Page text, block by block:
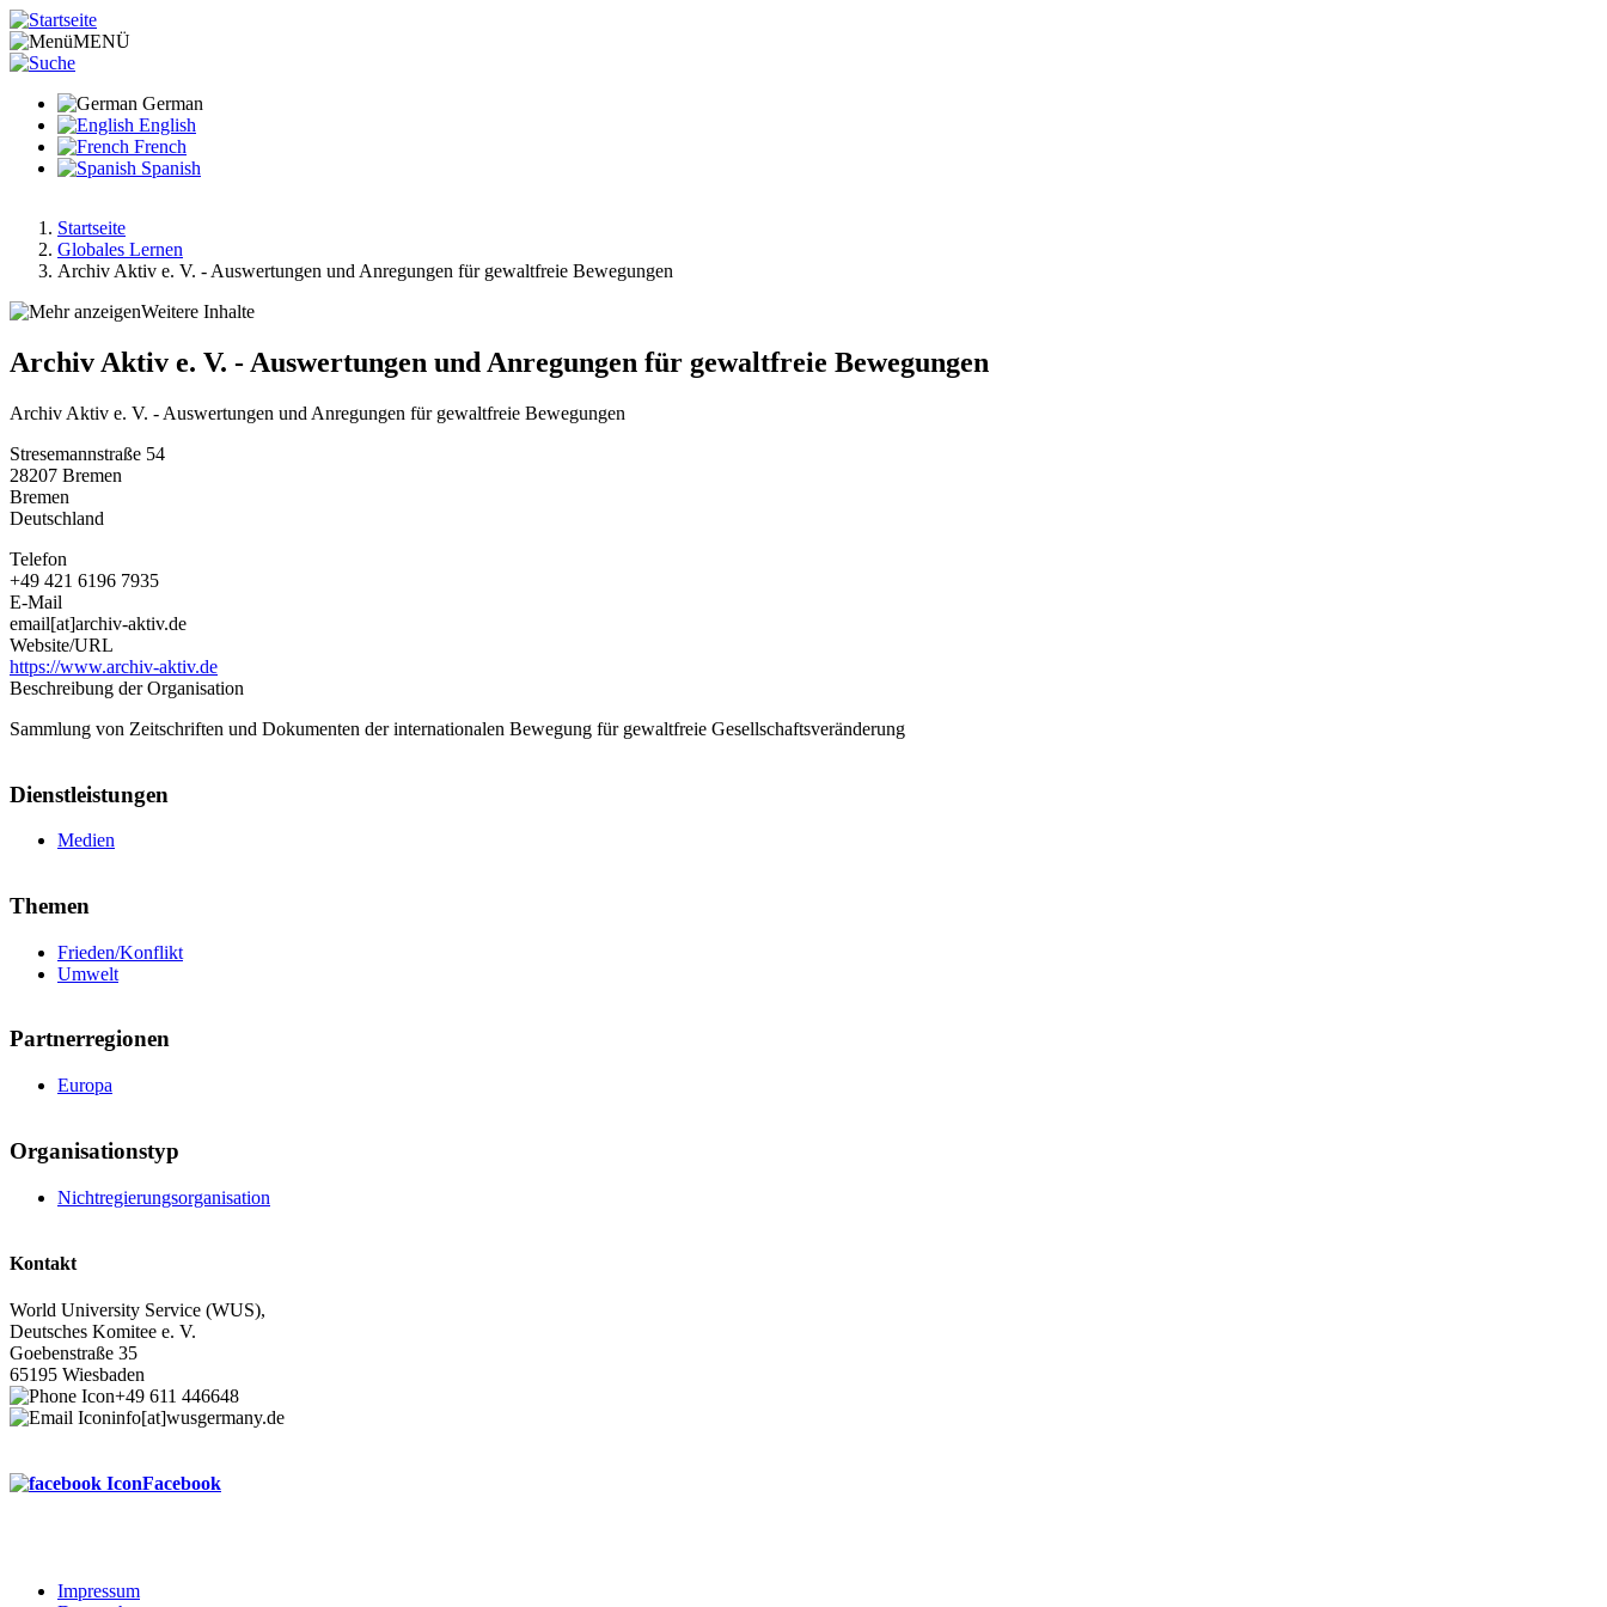
Direkt
zum
Inhalt
MENÜ
German
English
French
Spanish
Pfadnavigation
Startseite
Globales Lernen
Archiv Aktiv e. V. - Auswertungen und Anregungen für gewaltfreie Bewegungen
Weitere Inhalte
Archiv Aktiv e. V. - Auswertungen und Anregungen für gewaltfreie Bewegungen
Archiv Aktiv e. V. - Auswertungen und Anregungen für gewaltfreie Bewegungen
Stresemannstraße 54
28207 Bremen
Bremen
Deutschland
Telefon
+49 421 6196 7935
E-Mail
email[at]archiv-aktiv.de
Website/URL
https://www.archiv-aktiv.de
Beschreibung der Organisation
Sammlung von Zeitschriften und Dokumenten der internationalen Bewegung für gewaltfreie Gesellschaftsveränderung
Dienstleistungen
Medien
Themen
Frieden/Konflikt
Umwelt
Partnerregionen
Europa
Organisationstyp
Nichtregierungsorganisation
Kontakt
World University Service (WUS),
Deutsches Komitee e. V.
Goebenstraße 35
65195 Wiesbaden
+49 611 446648
info[at]wusgermany.de
Facebook
Impressum